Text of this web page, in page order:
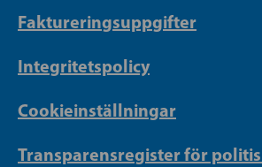
Faktureringsuppgifter
Integritetspolicy
Cookieinställningar
Transparensregister för